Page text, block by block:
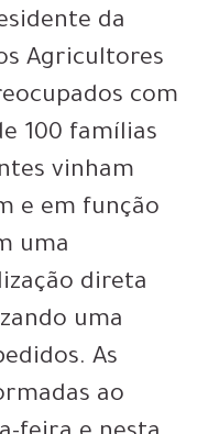
da
Agricultores
com
100 famílias
vinham
e em função
uma
direta
uma
As
ao